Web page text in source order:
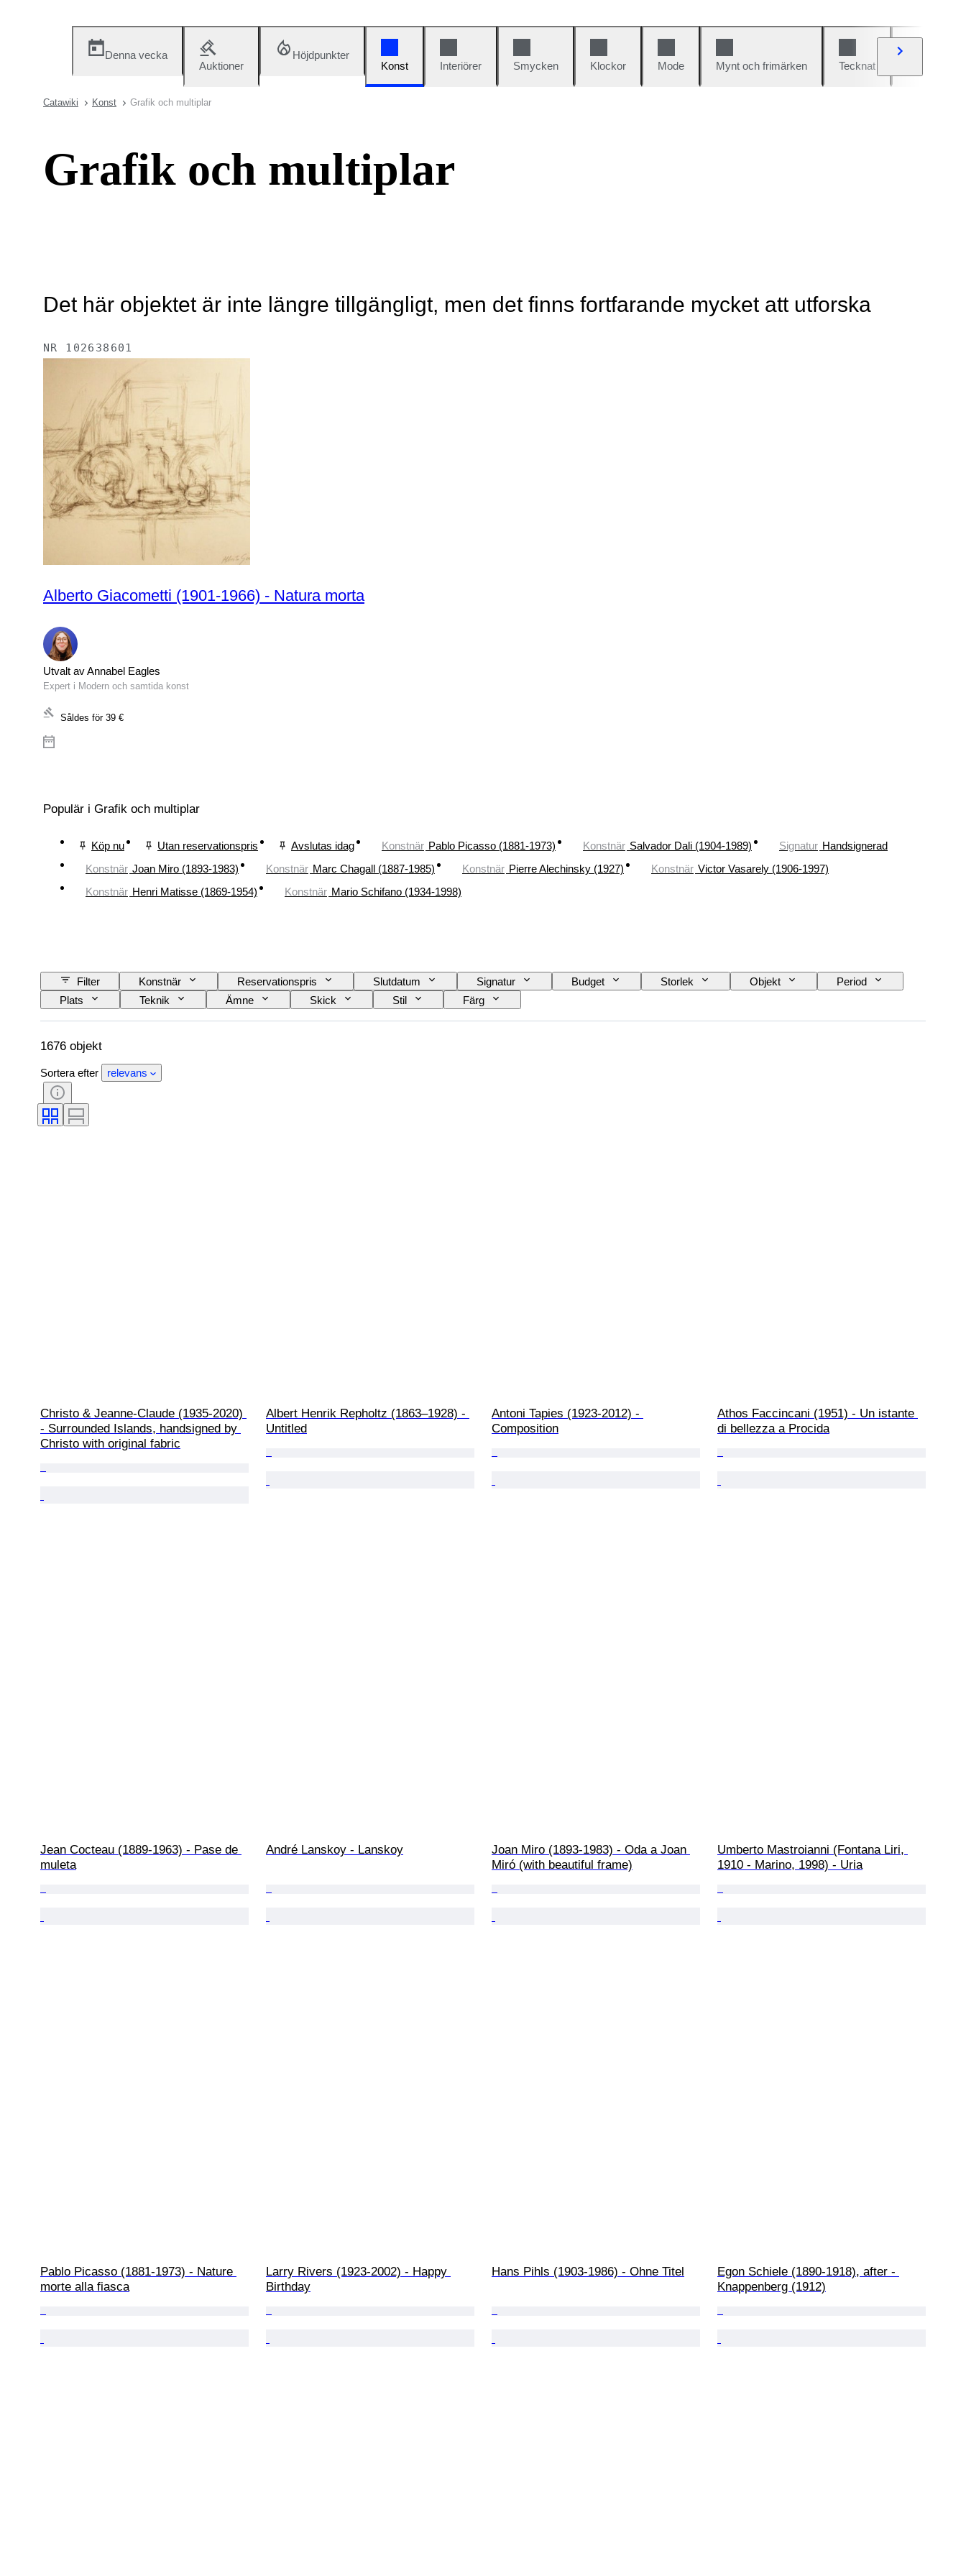
Denna vecka
Auktioner
Höjdpunkter
Konst
Interiörer Smycken Klockor Mode Mynt och frimärken Tecknat
Catawiki Konst Grafik och multiplar
Grafik och multiplar
Det här objektet är inte längre tillgängligt, men det finns fortfarande mycket att utforska
NR 102638601
Alberto Giacometti (1901-1966) - Natura morta
Utvalt av Annabel Eagles
Expert i Modern och samtida konst
Såldes för 39 €
Populär i Grafik och multiplar
Köp nu Utan reservationspris Avslutas idag Konstnär Pablo Picasso (1881-1973) Konstnär Salvador Dali (1904-1989) Signatur Handsignerad
Konstnär Joan Miro (1893-1983) Konstnär Marc Chagall (1887-1985) Konstnär Pierre Alechinsky (1927) Konstnär Victor Vasarely (1906-1997)
Konstnär Henri Matisse (1869-1954) Konstnär Mario Schifano (1934-1998)
Filter Konstnär Reservationspris Slutdatum Signatur Budget Storlek Objekt
Period
Plats
Teknik Ämne Skick Stil Färg
1676 objekt
Sortera efter relevans
Christo & Jeanne-Claude (1935-2020)
- Surrounded Islands, handsigned by
Christo with original fabric
Albert Henrik Repholtz (1863–1928) -
Untitled
Antoni Tapies (1923-2012) -
Composition
Athos Faccincani (1951) - Un istante
di bellezza a Procida
Jean Cocteau (1889-1963) - Pase de
muleta
André Lanskoy - Lanskoy
Joan Miro (1893-1983) - Oda a Joan
Miró (with beautiful frame)
Umberto Mastroianni (Fontana Liri,
1910 - Marino, 1998) - Uria
Pablo Picasso (1881-1973) - Nature
morte alla fiasca
Larry Rivers (1923-2002) - Happy
Birthday
Hans Pihls (1903-1986) - Ohne Titel
Egon Schiele (1890-1918), after -
Knappenberg (1912)